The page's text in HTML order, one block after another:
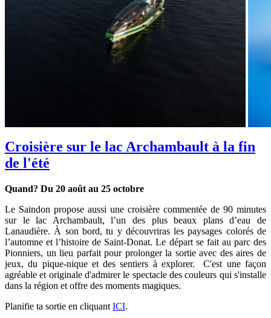
Croisière sur le lac Archambault à la fin
de l'été
Quand? Du 20 août au 25 octobre
Le Saindon propose aussi une croisière commentée de 90 minutes
sur le lac Archambault, l’un des plus beaux plans d’eau de
Lanaudière. À son bord, tu y découvriras les paysages colorés de
l’automne et l’histoire de Saint-Donat. Le départ se fait au parc des
Pionniers, un lieu parfait pour prolonger la sortie avec des aires de
jeux, du pique-nique et des sentiers à explorer. C'est une façon
agréable et originale d'admirer le spectacle des couleurs qui s'installe
dans la région et offre des moments magiques.
Planifie ta sortie en cliquant ICI.